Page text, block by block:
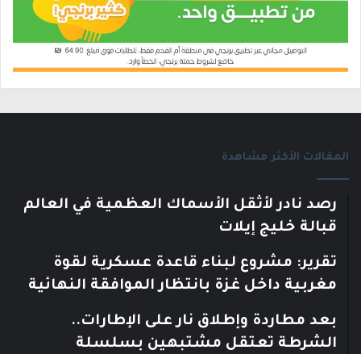
المقالات الأكثر مشاهدة
رصد نادر لأثقل الأسماك العظمية في العالم
قبالة خليج إيلات
تقرير: مشروع لبناء قاعدة عسكرية لقوة
مغربية داخل غزة بانتظار الموافقة النهائية
بعد مطاردة وإطلاق نار على الإطارات..
الشرطة تعتقل مشتبهين بسلسلة